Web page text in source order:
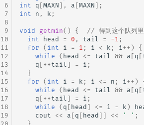
6
7
8
9
10
11
12
13
14
15
16
17
18
19
int
q [MAXN ], a [MAXN ];
int
n , k ;
void getmin() {
// 得到这个队列里
int
head = 0 , tail = -1 ;
for
( int i = 1 ; i < k ; i ++ )
{
while
( head <= tail && a [ q [
q [ ++ tail ] = i ;
}
for
( int i = k ; i <= n ; i ++ )
while
( head <= tail && a [ q [
q [ ++ tail ] = i ;
while
( q [ head ] <= i - k )
cout
<< a [ q [ head ]] << ' ' ;